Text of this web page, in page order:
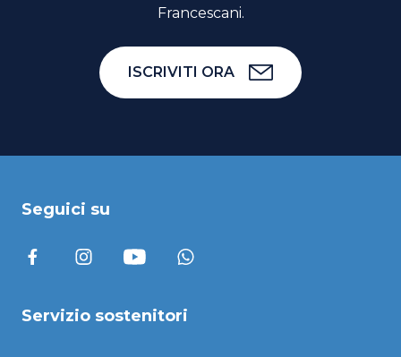
Francescani.
ISCRIVITI ORA
Seguici su
Servizio sostenitori